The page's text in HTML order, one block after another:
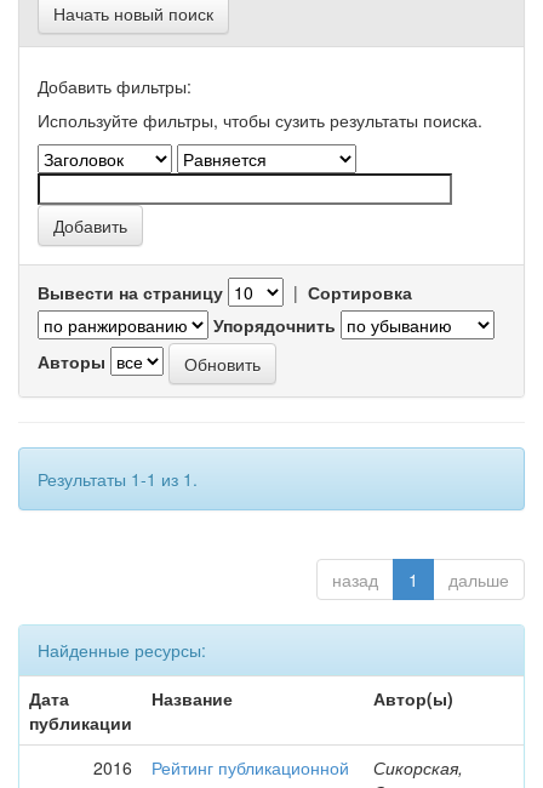
Начать новый поиск
Добавить фильтры:
Используйте фильтры, чтобы сузить результаты поиска.
Вывести на страницу | Сортировка
Упорядочнить
Авторы
Результаты 1-1 из 1.
назад 1 дальше
Найденные ресурсы:
Дата
публикации
Название Автор(ы)
2016
Рейтинг публикационной
Сикорская,